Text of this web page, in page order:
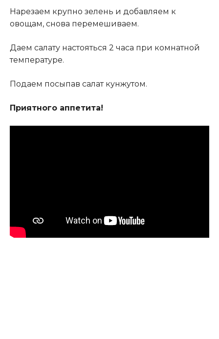
Нарезаем крупно зелень и добавляем к
овощам, снова перемешиваем.
Даем салату настояться 2 часа при комнатной
температуре.
Подаем посыпав салат кунжутом.
Приятного аппетита!